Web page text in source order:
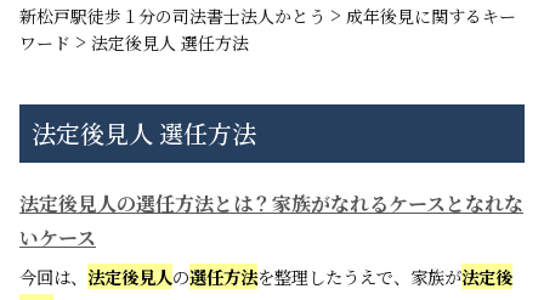
新松戸駅徒歩１分の司法書士法人かとう > 成年後見に関するキー
ワード > 法定後見人 選任方法
法定後見人 選任方法
法定後見人の選任方法とは？家族がなれるケースとなれな
いケース
今回は、 法定後見人の選任方法を整理したうえで、家族が法定後